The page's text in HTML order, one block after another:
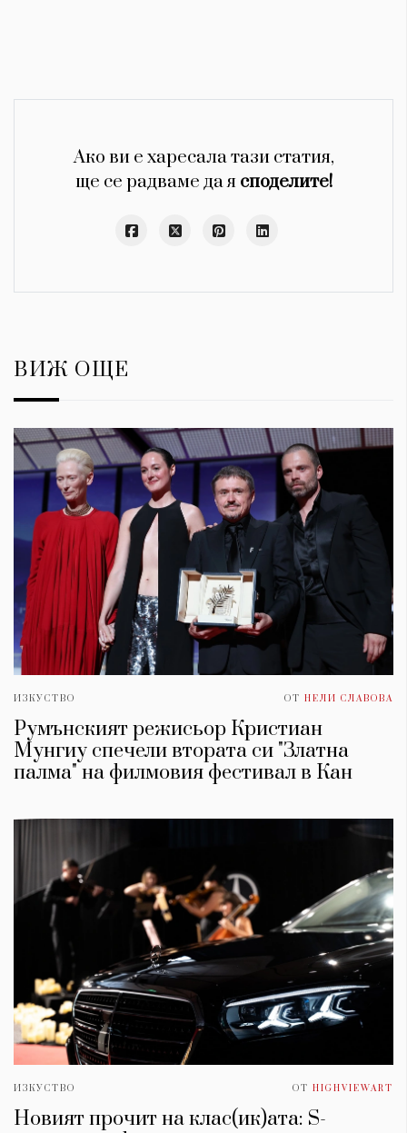
Ако ви е харесала тази статия,
ще се радваме да я споделите!
ВИЖ ОЩЕ
ИЗКУСТВО ОТ НЕЛИ СЛАВОВА
Румънският режисьор Кристиан
Мунгиу спечели втората си "Златна
палма" на филмовия фестивал в Кан
ИЗКУСТВО ОТ HIGHVIEWART
Новият прочит на клас(ик)ата: S-